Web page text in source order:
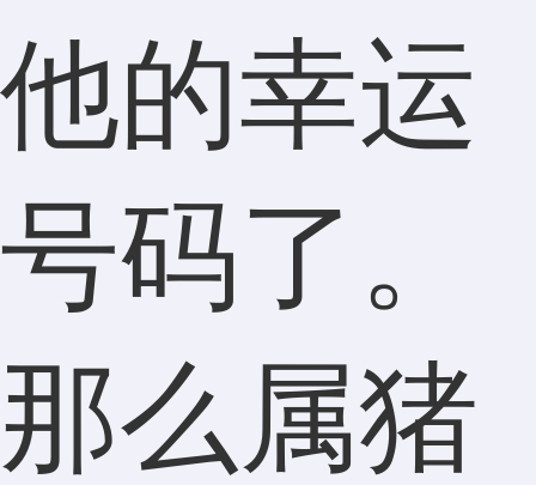
他的幸运
号码了。
那么属猪